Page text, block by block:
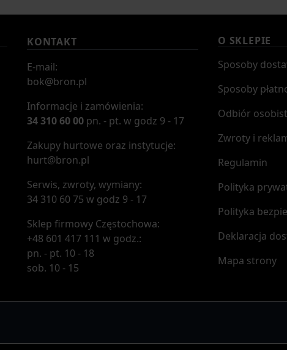
KONTAKT
E-mail:
bok@bron.pl
Informacje i zamówienia:
34 310 60 00 pn. - pt. w godz 9 - 17
Zakupy hurtowe oraz instytucje:
hurt@bron.pl
Serwis, zwroty, wymiany:
34 310 60 75 w godz 9 - 17
Sklep firmowy Częstochowa:
+48 601 417 111 w godz.:
pn. - pt. 10 - 18
sob. 10 - 15
O SKLEPIE
Sposoby
Sposoby
Odbiór
Zwroty i
Regulamin
Polityka
Polityka
Deklaracja
Mapa strony